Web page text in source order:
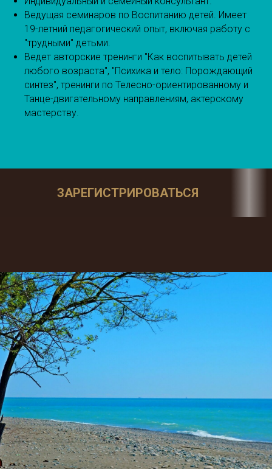
Ведущая семинаров по Воспитанию детей. Имеет
19-летний педагогический опыт, включая работу с
"трудными" детьми.
Ведет авторские тренинги "Как воспитывать детей
любого возраста", "Психика и тело: Порождающий
синтез", тренинги по Телесно-ориентированному и
Танце-двигательному направлениям, актерскому
мастерству.
ЗАРЕГИСТРИРОВАТЬСЯ